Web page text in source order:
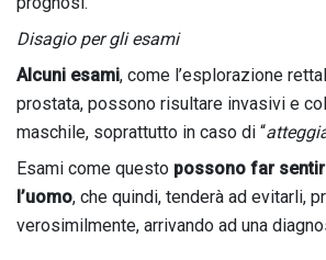
Disagio per gli esami
Alcuni esami, come l’esplorazione
prostata, possono risultare invasivi e
maschile, soprattutto in caso di “
Esami come questo possono far
l’uomo, che quindi, tenderà ad evitarli,
verosimilmente, arrivando ad una